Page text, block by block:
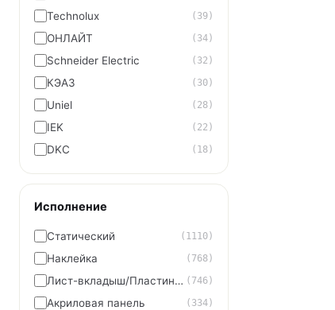
Technolux (39)
ОНЛАЙТ (34)
Schneider Electric (32)
КЭАЗ (30)
Uniel (28)
IEK (22)
DKC (18)
Исполнение
Статический (1110)
Наклейка (768)
Лист-вкладыш/Пластина-вкладыш (746)
Акриловая панель (334)